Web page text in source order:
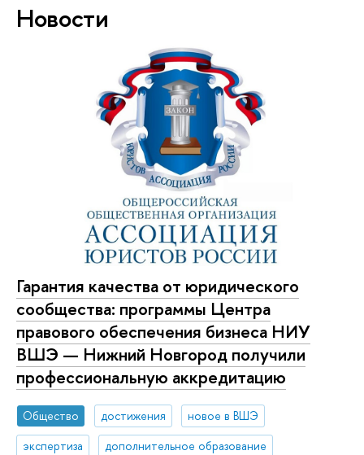
Новости
Гарантия качества от юридического
сообщества: программы Центра
правового обеспечения бизнеса НИУ
ВШЭ — Нижний Новгород получили
профессиональную аккредитацию
Общество достижения
новое в ВШЭ
экспертиза
дополнительное образование